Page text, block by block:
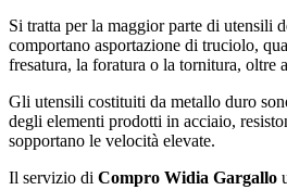
Si tratta per la maggior parte di utensili
comportano asportazione di truciolo,
fresatura, la foratura o la tornitura, oltre
Gli utensili costituiti da metallo duro
degli elementi prodotti in acciaio,
sopportano le velocità elevate.
Il servizio di Compro Widia Gargallo